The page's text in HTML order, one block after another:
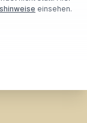
einsehen.